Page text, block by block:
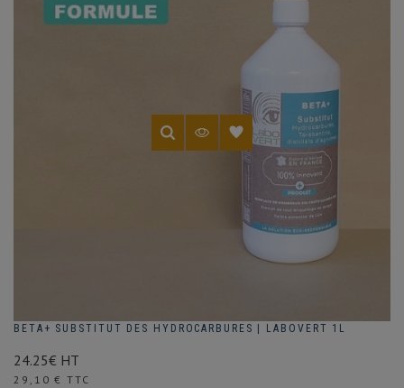
BETA+ SUBSTITUT DES HYDROCARBURES | LABOVERT 1L
24.25€ HT
Prix
29,10 € TTC